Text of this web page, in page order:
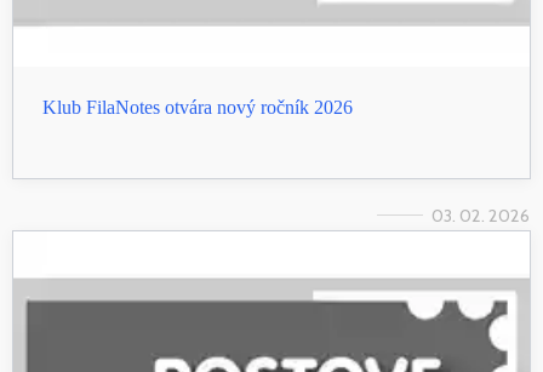
Klub FilaNotes otvára nový ročník 2026
03. 02. 2026